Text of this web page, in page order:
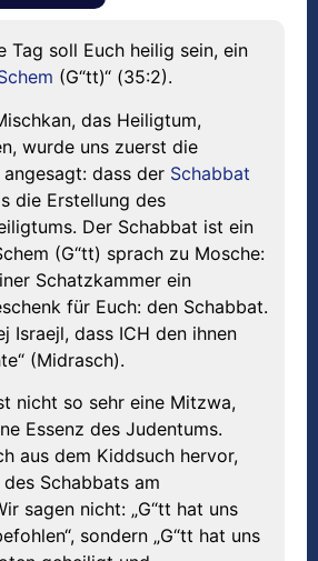
Tag soll Euch heilig sein, ein
(G“tt)“ (35:2).
das Heiligtum,
wurde uns zuerst die
dass der Schabbat
die Erstellung des
Der Schabbat ist ein
(G“tt) sprach zu Mosche:
Schatzkammer ein
für Euch: den Schabbat.
Israejl, dass ICH den ihnen
(Midrasch).
nicht so sehr eine Mitzwa,
Essenz des Judentums.
aus dem Kiddsuch hervor,
Schabbats am
sagen nicht: „G“tt hat uns
sondern „G“tt hat uns